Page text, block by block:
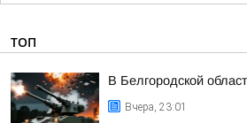
ТОП
В Белгородской
Вчера, 23:01